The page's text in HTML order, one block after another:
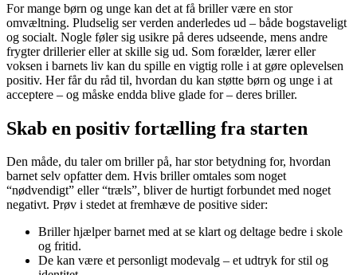
For mange børn og unge kan det at få briller være en stor
omvæltning. Pludselig ser verden anderledes ud – både bogstaveligt
og socialt. Nogle føler sig usikre på deres udseende, mens andre
frygter drillerier eller at skille sig ud. Som forælder, lærer eller
voksen i barnets liv kan du spille en vigtig rolle i at gøre oplevelsen
positiv. Her får du råd til, hvordan du kan støtte børn og unge i at
acceptere – og måske endda blive glade for – deres briller.
Skab en positiv fortælling fra starten
Den måde, du taler om briller på, har stor betydning for, hvordan
barnet selv opfatter dem. Hvis briller omtales som noget
“nødvendigt” eller “træls”, bliver de hurtigt forbundet med noget
negativt. Prøv i stedet at fremhæve de positive sider:
Briller hjælper barnet med at se klart og deltage bedre i skole
og fritid.
De kan være et personligt modevalg – et udtryk for stil og